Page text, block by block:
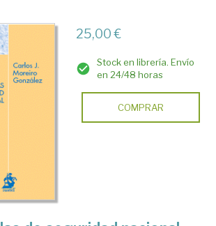
25,00 €
Stock en librería. Envío
en 24/48 horas
COMPRAR